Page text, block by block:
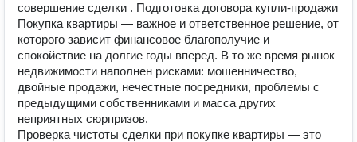
совершение сделки . Подготовка договора купли-продажи
Покупка квартиры — важное и ответственное решение, от
которого зависит финансовое благополучие и
спокойствие на долгие годы вперед. В то же время рынок
недвижимости наполнен рисками: мошенничество,
двойные продажи, нечестные посредники, проблемы с
предыдущими собственниками и масса других
неприятных сюрпризов.
Проверка чистоты сделки при покупке квартиры — это